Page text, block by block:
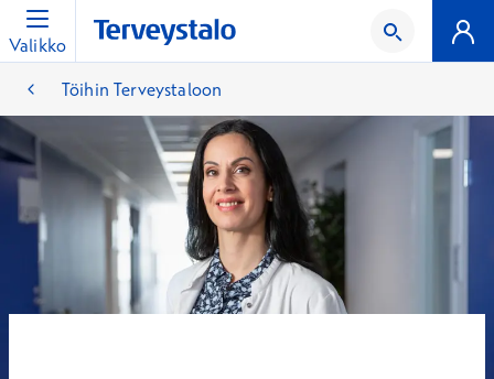
Valikko
Töihin Terveystaloon